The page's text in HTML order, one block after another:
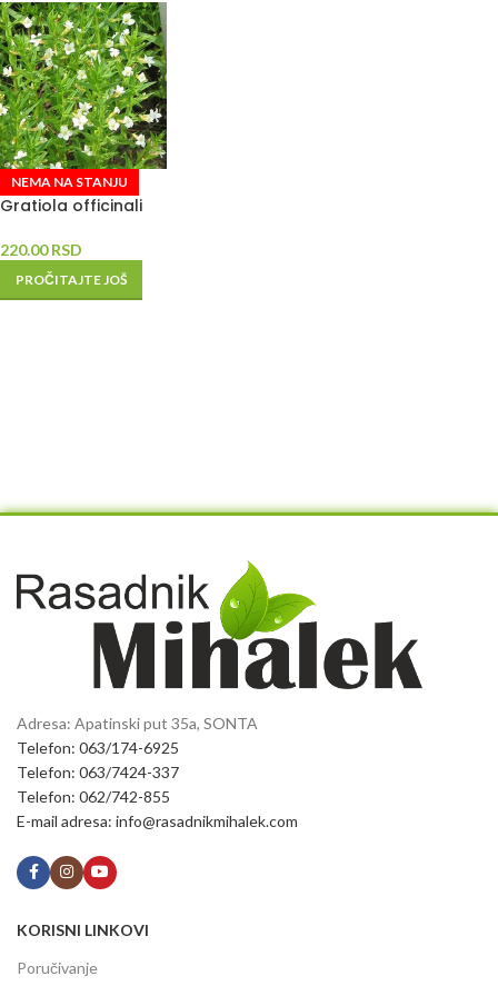
NEMA NA STANJU
Gratiola officinali
220.00RSD
PROČITAJTE JOŠ
Adresa: Apatinski put 35a, SONTA
Telefon: 063/174-6925
Telefon: 063/7424-337
Telefon: 062/742-855
E-mail adresa: info@rasadnikmihalek.com
KORISNI LINKOVI
Poručivanje